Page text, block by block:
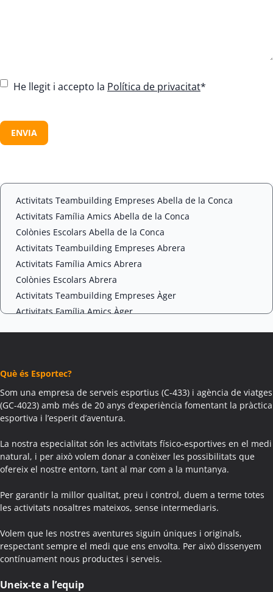
C
s
e
*
He llegit i accepto la Política de privacitat*
A
P
H
Activitats Teambuilding Empreses Abella de la Conca
Activitats Família Amics Abella de la Conca
Colònies Escolars Abella de la Conca
Activitats Teambuilding Empreses Abrera
Activitats Família Amics Abrera
Colònies Escolars Abrera
Activitats Teambuilding Empreses Àger
Activitats Família Amics Àger
Colònies Escolars Agramunt
Activitats Teambuilding Empreses Aguilar de Segarra
Activitats Família Amics Aguilar de Segarra
Colònies Escolars Aguilar de Segarra
Activitats Teambuilding Empreses Agullana
Activitats Família Amics Agullana
Colònies Escolars Agullana
Activitats Família Amics Aiguafreda
Activitats Teambuilding Empreses Aiguamúrcia
Activitats Família Amics Aiguamúrcia
Colònies Escolars Aiguamúrcia
Activitats Teambuilding Empreses Aiguaviva
Què és Esportec?
Som una empresa de serveis esportius (C-433) i agència de viatges
(GC-4023) amb més de 20 anys d’experiència fomentant la pràctica
esportiva i l’esperit d’aventura.
La nostra especialitat són les activitats físico-esportives en el medi
natural, i per això volem donar a conèixer les possibilitats que
ofereix el nostre entorn, tant al mar com a la muntanya.
Per garantir la millor qualitat, preu i control, duem a terme totes
les activitats nosaltres mateixos, sense intermediaris.
Volem que les nostres aventures siguin úniques i originals,
respectant sempre el medi que ens envolta. Per això dissenyem
contínuament nous productes i serveis.
Uneix-te a l’equip